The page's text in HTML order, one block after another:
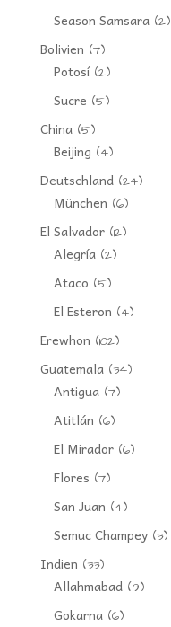
Season Samsara(2)
Bolivien (7)
Potosí(2)
Sucre (5)
China(5)
Beijing (4)
Deutschland(24)
München (6)
El Salvador(12)
Alegría(2)
Ataco (5)
El Esteron (4)
Erewhon (102)
Guatemala(34)
Antigua(7)
Atitlán (6)
El Mirador(6)
Flores (7)
San Juan (4)
Semuc Champey(3)
Indien (33)
Allahmabad(9)
Gokarna(6)